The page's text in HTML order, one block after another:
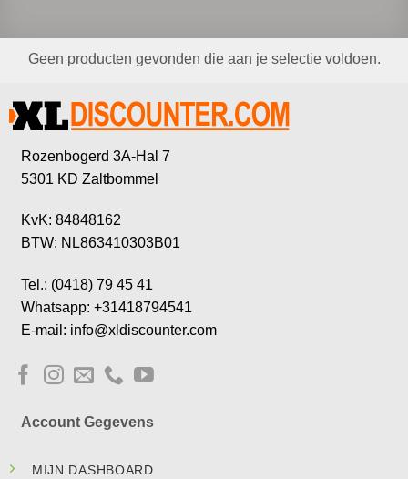
Geen producten gevonden die aan je selectie voldoen.
Rozenbogerd 3A-Hal 7
5301 KD Zaltbommel
KvK: 84848162
BTW: NL863410303B01
Tel.: (0418) 79 45 41
Whatsapp: +31418794541
E-mail: info@xldiscounter.com
Account Gegevens
MIJN DASHBOARD